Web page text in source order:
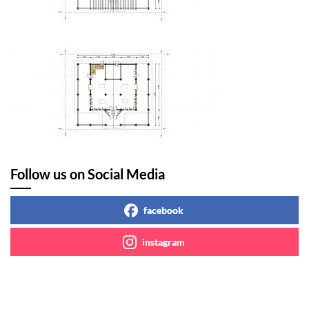
Follow us on Social Media
facebook
instagram